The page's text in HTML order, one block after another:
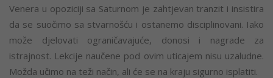
Venera u opoziciji sa Saturnom je zahtjevan tranzit i insistira
da se suočimo sa stvarnošću i ostanemo disciplinovani. Iako
može djelovati ograničavajuće, donosi i nagrade za
istrajnost. Lekcije naučene pod ovim uticajem nisu uzaludne.
Možda učimo na teži način, ali će se na kraju sigurno isplatiti.